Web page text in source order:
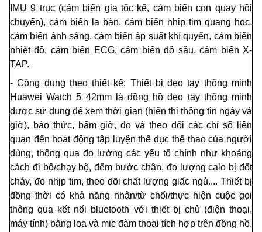
IMU 9 trục (cảm biến gia tốc kế, cảm biến con quay hồi
chuyển), cảm biến la bàn, cảm biến nhịp tim quang học,
cảm biến ánh sáng, cảm biến áp suất khí quyển, cảm biến
nhiệt độ, cảm biến ECG, cảm biến độ sâu, cảm biến X-
TAP.
- Công dụng theo thiết kế: Thiết bị đeo tay thông minh
Huawei Watch 5 42mm là đồng hồ đeo tay thông minh
được sử dụng để xem thời gian (hiển thị thông tin ngày và
giờ), báo thức, bấm giờ, đo và theo dõi các chỉ số liên
quan đến hoạt động tập luyện thể dục thể thao của người
dùng, thông qua đo lường các yếu tố chính như khoảng
cách đi bộ/chạy bộ, đếm bước chân, đo lượng calo bị đốt
cháy, đo nhịp tim, theo dõi chất lượng giấc ngủ.... Thiết bị
đồng thời có khả năng nhận/từ chối/thực hiện cuộc gọi
thông qua kết nối bluetooth với thiết bị chủ (điện thoại,
máy tính) bằng loa và mic đàm thoại tích hợp trên đồng hồ.